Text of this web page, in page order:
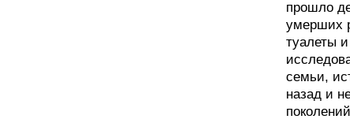
прошло
умерших
туалеты
семьи,
назад и